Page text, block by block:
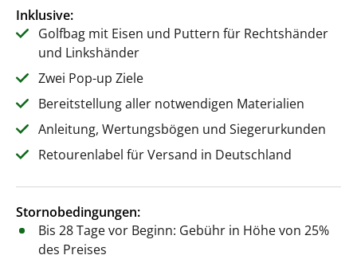
Inklusive:
Golfbag mit Eisen und Puttern für Rechtshänder
und Linkshänder
Zwei Pop-up Ziele
Bereitstellung aller notwendigen Materialien
Anleitung, Wertungsbögen und Siegerurkunden
Retourenlabel für Versand in Deutschland
Stornobedingungen:
Bis 28 Tage vor Beginn: Gebühr in Höhe von 25%
des Preises